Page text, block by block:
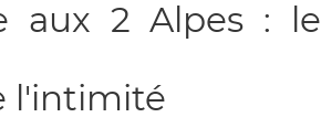
aux 2 Alpes : le
l'intimité